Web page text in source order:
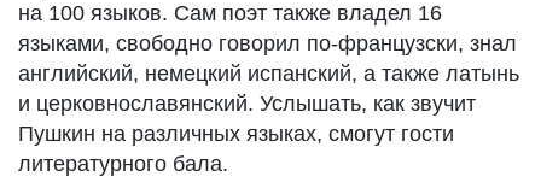
на 100 языков. Сам поэт также владел 16
языками, свободно говорил по-французски, знал
английский, немецкий испанский, а также латынь
и церковнославянский. Услышать, как звучит
Пушкин на различных языках, смогут гости
литературного бала.